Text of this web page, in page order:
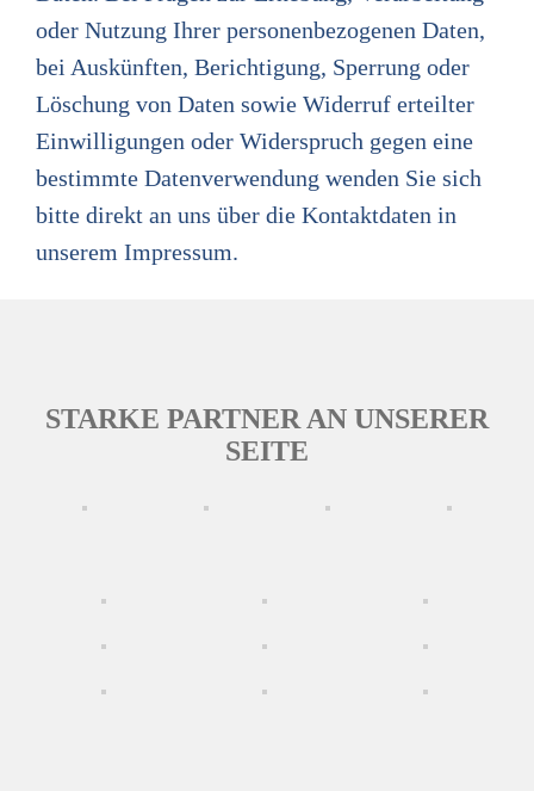
oder Nutzung Ihrer personenbezogenen Daten,
bei Auskünften, Berichtigung, Sperrung oder
Löschung von Daten sowie Widerruf erteilter
Einwilligungen oder Widerspruch gegen eine
bestimmte Datenverwendung wenden Sie sich
bitte direkt an uns über die Kontaktdaten in
unserem Impressum.
STARKE PARTNER AN UNSERER
SEITE